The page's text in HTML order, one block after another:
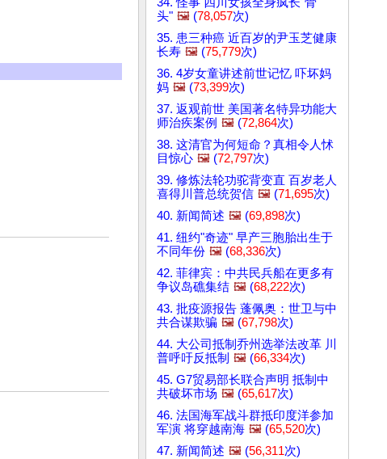
头" 🖼️ (78,057次)
35. 患三种癌 近百岁的尹玉芝健康
长寿 🖼️ (75,779次)
36. 4岁女童讲述前世记忆 吓坏妈
妈 🖼️ (73,399次)
37. 返观前世 美国著名特异功能大
师治疾案例 🖼️ (72,864次)
38. 这清官为何短命？真相令人怵
目惊心 🖼️ (72,797次)
39. 修炼法轮功驼背变直 百岁老人
喜得川普总统贺信 🖼️ (71,695次)
40. 新闻简述 🖼️ (69,898次)
41. 纽约"奇迹" 早产三胞胎出生于
不同年份 🖼️ (68,336次)
42. 菲律宾：中共民兵船在更多有
争议岛礁集结 🖼️ (68,222次)
43. 批疫源报告 蓬佩奥：世卫与中
共合谋欺骗 🖼️ (67,798次)
44. 大公司抵制乔州选举法改革 川
普呼吁反抵制 🖼️ (66,334次)
45. G7贸易部长联合声明 抵制中
共破坏市场 🖼️ (65,617次)
46. 法国海军战斗群抵印度洋参加
军演 将穿越南海 🖼️ (65,520次)
47. 新闻简述 🖼️ (56,311次)